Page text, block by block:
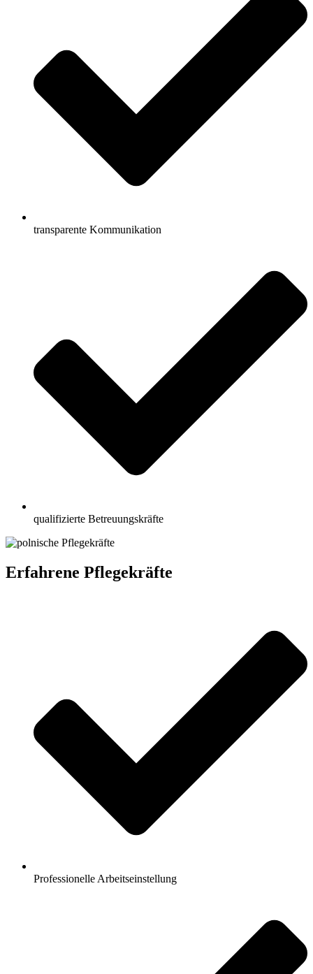
transparente Kommunikation
qualifizierte Betreuungskräfte
Erfahrene Pflegekräfte
Professionelle Arbeitseinstellung